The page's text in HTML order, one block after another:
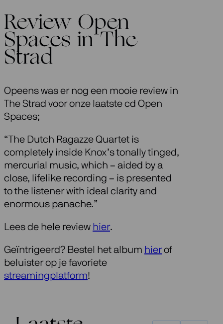
Review Open
Spaces in The
Strad
Opeens was er nog een mooie review in
The Strad voor onze laatste cd Open
Spaces;
“The Dutch Ragazze Quartet is
completely inside Knox’s tonally tinged,
mercurial music, which – aided by a
close, lifelike recording – is presented
to the listener with ideal clarity and
enormous panache.”
Lees de hele review hier.
Geïntrigeerd? Bestel het album hierof
beluister op je favoriete
streamingplatform!